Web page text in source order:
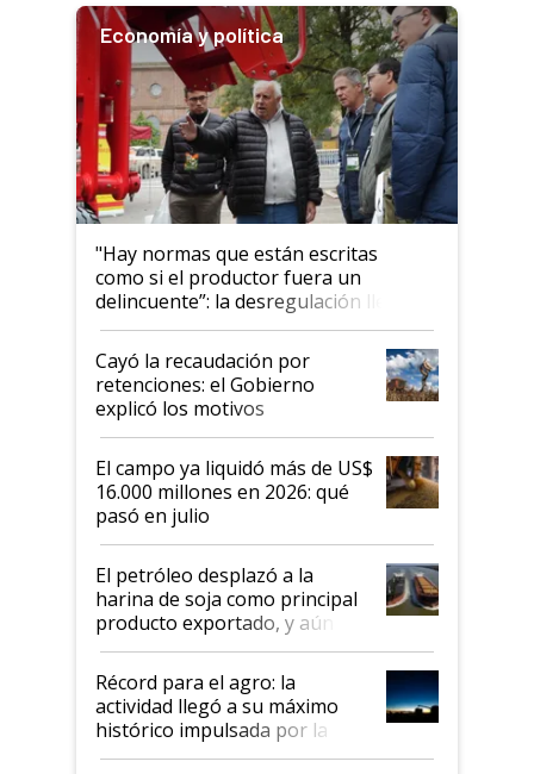
Economía y política
"Hay normas que están escritas
como si el productor fuera un
delincuente”: la desregulación llegó
al Congreso Aapresid y hasta se
habló del financiamiento al IPCVA
Cayó la recaudación por
retenciones: el Gobierno
explicó los motivos
El campo ya liquidó más de US$
16.000 millones en 2026: qué
pasó en julio
El petróleo desplazó a la
harina de soja como principal
producto exportado, y aún así
el agro aportó casi seis de cada
diez dólares y sostuvo el
liderazgo en un semestre
récord
Récord para el agro: la
actividad llegó a su máximo
histórico impulsada por la
cosecha y las exportaciones